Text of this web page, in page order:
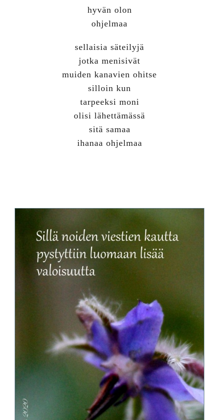
hyvän olon
ohjelmaa
sellaisia säteilyjä
jotka menisivät
muiden kanavien ohitse
silloin kun
tarpeeksi moni
olisi lähettämässä
sitä samaa
ihanaa ohjelmaa